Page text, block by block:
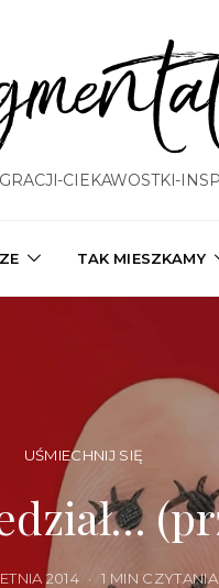
CIEKAWOSTKI-
TAK MIESZKAMY
UŚMIECHNIJ SIĘ
2014 1 MIN CZYTANIA